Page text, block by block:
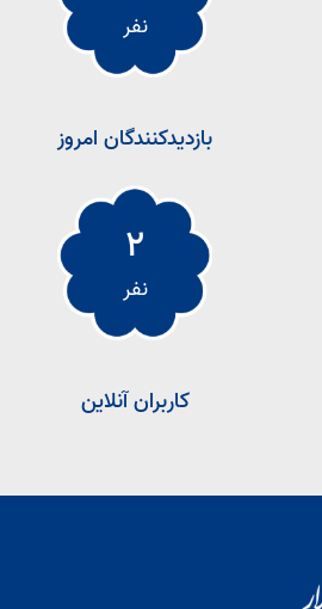
نفر
بازدیدکنندگان امروز
2
نفر
کاربران آنلاین